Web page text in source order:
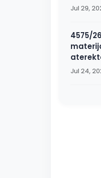
Jul 29,
4575/
Jul 24,